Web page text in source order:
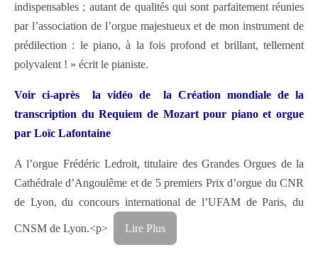
indispensables ; autant de qualités qui sont parfaitement réunies
par l’association de l’orgue majestueux et de mon instrument de
prédilection : le piano, à la fois profond et brillant, tellement
polyvalent ! » écrit le pianiste.
Voir ci-après la vidéo de la Création mondiale de la
transcription du Requiem de Mozart pour piano et orgue
par Loïc Lafontaine
A l’orgue Frédéric Ledroit, titulaire des Grandes Orgues de la
Cathédrale d’Angoulême et de 5 premiers Prix d’orgue du CNR
de Lyon, du concours international de l’UFAM de Paris, du
CNSM de Lyon.<p> Lire Plus